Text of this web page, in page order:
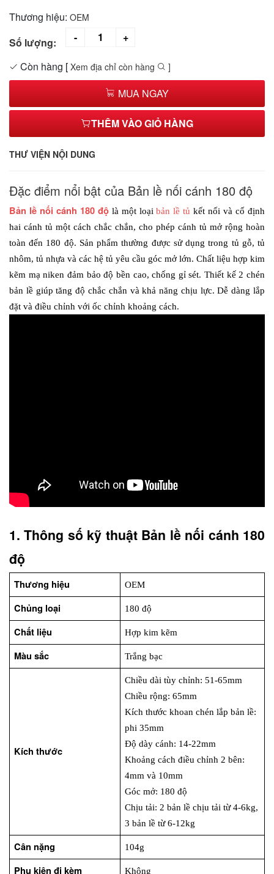
Thương hiệu: OEM
Số lượng:
Còn hàng [ Xem địa chỉ còn hàng ]
MUA NGAY
THÊM VÀO GIỎ HÀNG
THƯ VIỆN NỘI DUNG
Đặc điểm nổi bật của Bản lề nối cánh 180 độ
Bản lề nối cánh 180 độ là một loại bản lề tủ kết nối và cố định
hai cánh tủ một cách chắc chắn, cho phép cánh tủ mở rộng hoàn
toàn đến 180 độ. Sản phẩm thường được sử dụng trong tủ gỗ, tủ
nhôm, tủ nhựa và các hệ tủ yêu cầu góc mở lớn. Chất liệu hợp kim
kẽm mạ niken đảm bảo độ bền cao, chống gỉ sét. Thiết kế 2 chén
bản lề giúp tăng độ chắc chắn và khả năng chịu lực. Dễ dàng lắp
đặt và điều chỉnh với ốc chỉnh khoảng cách.
1. Thông số kỹ thuật Bản lề nối cánh 180
độ
Thương hiệu OEM
Chủng loại 180 độ
Chất liệu Hợp kim kẽm
Màu sắc Trắng bạc
Kích thước
Chiều dài tùy chỉnh: 51-65mm
Chiều rộng: 65mm
Kích thước khoan chén lắp bản lề:
phi 35mm
Độ dày cánh: 14-22mm
Khoảng cách điều chỉnh 2 bên:
4mm và 10mm
Góc mở: 180 độ
Chịu tải: 2 bản lề chịu tải từ 4-6kg,
3 bản lề từ 6-12kg
Cân nặng 104g
Phụ kiện đi kèm Không